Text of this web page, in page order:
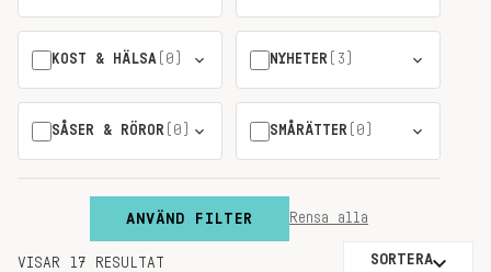
KOST & HÄLSA (0) NYHETER (3)
SÅSER & RÖROR (0) SMÅRÄTTER (0)
ANVÄND FILTER Rensa alla
VISAR 17 RESULTAT SORTERA